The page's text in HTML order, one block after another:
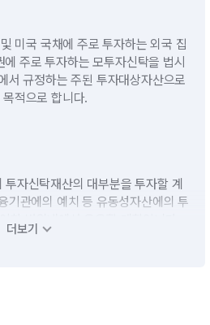
미국 국채에 주로 투자하는 외국 집
주로 투자하는 모투자신탁을 법시
규정하는 주된 투자대상자산으로
적으로 합니다.
자신탁재산의 대부분을 투자할 계
기관에의 예치 등 유동성자산에의 투
하 범위내에서 운용할 계획입니다.※
Long Treasury Total Return Ind
더보기